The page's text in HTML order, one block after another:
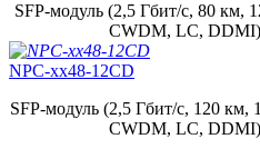
SFP-модуль (2,5 Гбит/с, 80 км,
CWDM, LC, DDMI)
NPC-xx48-12CD
SFP-модуль (2,5 Гбит/с, 120 км,
CWDM, LC, DDMI)